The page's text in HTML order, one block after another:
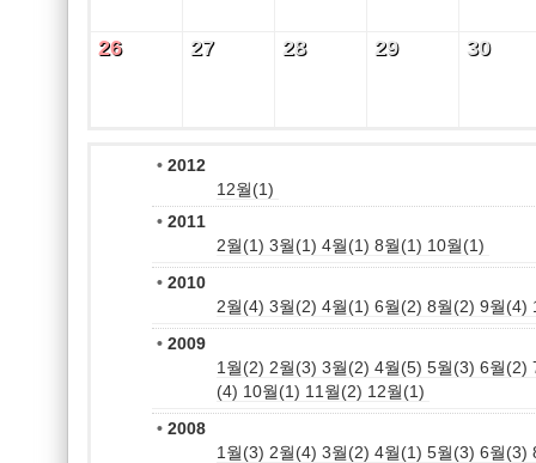
26
26 27
27 28
28 29
29 30
30
• 2012
12월(1)
• 2011
2월(1) 3월(1) 4월(1) 8월(1) 10월(1)
• 2010
2월(4) 3월(2) 4월(1) 6월(2) 8월(2) 9월(4)
• 2009
1월(2) 2월(3) 3월(2) 4월(5) 5월(3) 6월(2)
(4) 10월(1) 11월(2) 12월(1)
• 2008
1월(3) 2월(4) 3월(2) 4월(1) 5월(3) 6월(3)